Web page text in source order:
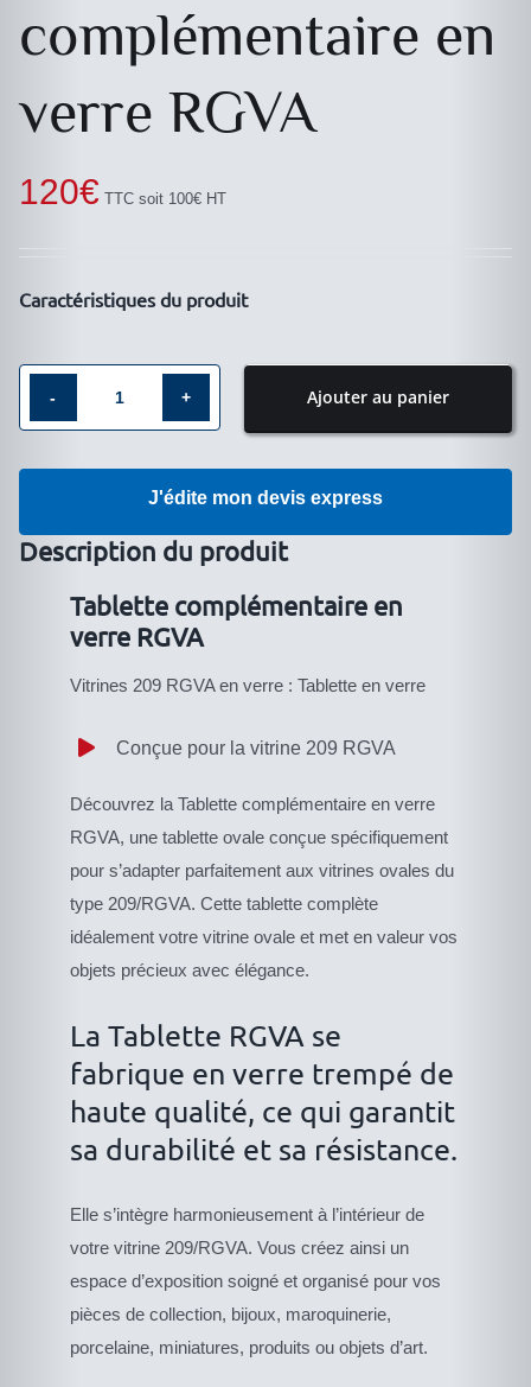
complémentaire en
verre RGVA
120€ TTC soit 100€ HT
Caractéristiques du produit
complémentaire
en
RGVA
Ajouter au panier
J'édite mon devis express
Description du produit
Tablette complémentaire en
verre RGVA
Vitrines 209 RGVA en verre : Tablette en verre
Conçue pour la vitrine 209 RGVA
Découvrez la Tablette complémentaire en verre
RGVA, une tablette ovale conçue spécifiquement
pour s’adapter parfaitement aux vitrines ovales du
type 209/RGVA. Cette tablette complète
idéalement votre vitrine ovale et met en valeur vos
objets précieux avec élégance.
La Tablette RGVA se
fabrique en verre trempé de
haute qualité, ce qui garantit
sa durabilité et sa résistance.
Elle s’intègre harmonieusement à l’intérieur de
votre vitrine 209/RGVA. Vous créez ainsi un
espace d’exposition soigné et organisé pour vos
pièces de collection, bijoux, maroquinerie,
porcelaine, miniatures, produits ou objets d’art.